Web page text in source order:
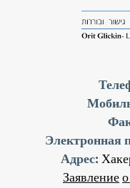
Электронная
Адрес:
Заявление